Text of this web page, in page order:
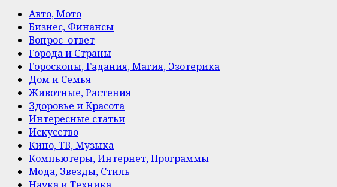
Авто, Мото
Бизнес, Финансы
Вопрос–ответ
Города и Страны
Гороскопы, Гадания, Магия, Эзотерика
Дом и Семья
Животные, Растения
Здоровье и Красота
Интересные статьи
Искусство
Кино, ТВ, Музыка
Компьютеры, Интернет, Программы
Мода, Звезды, Стиль